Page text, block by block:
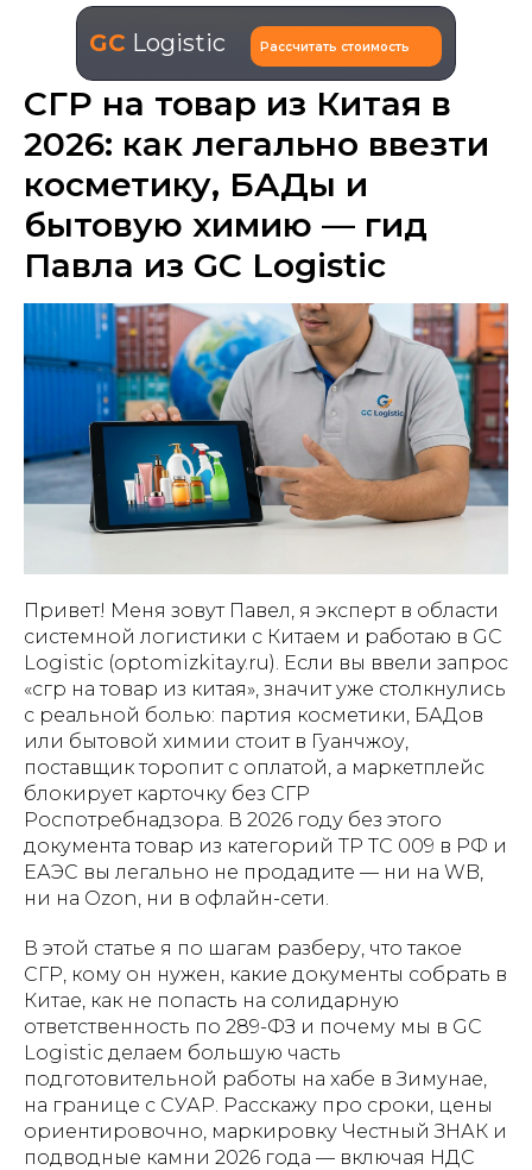
GC Logistic Рассчитать стоимость
СГР на товар из Китая в
2026: как легально ввезти
косметику, БАДы и
бытовую химию — гид
Павла из GC Logistic
Привет! Меня зовут Павел, я эксперт в области
системной логистики с Китаем и работаю в GC
Logistic (optomizkitay.ru). Если вы ввели запрос
«сгр на товар из китая», значит уже столкнулись
с реальной болью: партия косметики, БАДов
или бытовой химии стоит в Гуанчжоу,
поставщик торопит с оплатой, а маркетплейс
блокирует карточку без СГР
Роспотребнадзора. В 2026 году без этого
документа товар из категорий ТР ТС 009 в РФ и
ЕАЭС вы легально не продадите — ни на WB,
ни на Ozon, ни в офлайн-сети.
В этой статье я по шагам разберу, что такое
СГР, кому он нужен, какие документы собрать в
Китае, как не попасть на солидарную
ответственность по 289-ФЗ и почему мы в GC
Logistic делаем большую часть
подготовительной работы на хабе в Зимунае,
на границе с СУАР. Расскажу про сроки, цены
ориентировочно, маркировку Честный ЗНАК и
подводные камни 2026 года — включая НДС